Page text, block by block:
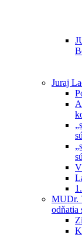
Juraj
MUDr.
odňatia